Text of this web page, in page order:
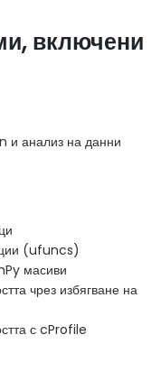
включени
и анализ на данни
(ufuncs)
масиви
чрез избягване на
с cProfile